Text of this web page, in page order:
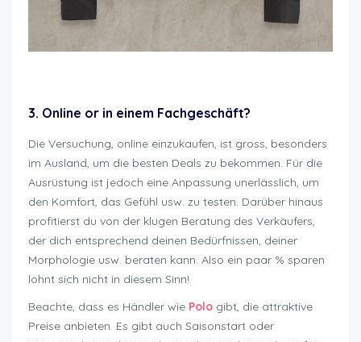
3. Online or in einem Fachgeschäft?
Die Versuchung, online einzukaufen, ist gross, besonders
im Ausland, um die besten Deals zu bekommen. Für die
Ausrüstung ist jedoch eine Anpassung unerlässlich, um
den Komfort, das Gefühl usw. zu testen. Darüber hinaus
profitierst du von der klugen Beratung des Verkäufers,
der dich entsprechend deinen Bedürfnissen, deiner
Morphologie usw. beraten kann. Also ein paar % sparen
lohnt sich nicht in diesem Sinn!
Beachte, dass es Händler wie Polo gibt, die attraktive
Preise anbieten. Es gibt auch Saisonstart oder